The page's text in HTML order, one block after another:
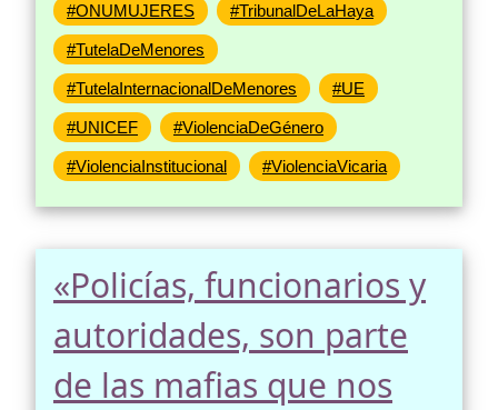
#ONUMUJERES #TribunalDeLaHaya
#TutelaDeMenores
#TutelaInternacionalDeMenores #UE
#UNICEF #ViolenciaDeGénero
#ViolenciaInstitucional #ViolenciaVicaria
«Policías, funcionarios y
autoridades, son parte
de las mafias que nos